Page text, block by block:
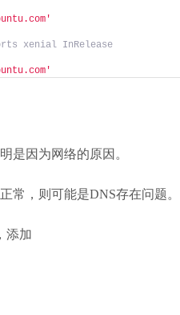
xenial InRelease
是因为网络的原因。
常，则可能是DNS存在问题。
添加